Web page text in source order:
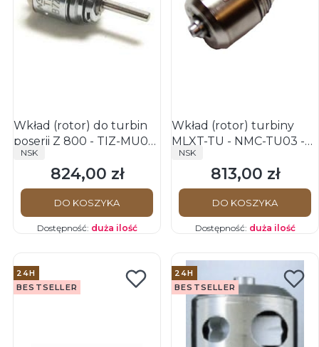
Wkład (rotor) do turbin
poserii Z 800 - TIZ-MU03
- ORYGINAŁ NSK
PRODUCENT
NSK
Cena
824,00 zł
DO KOSZYKA
Dostępność: duża ilość
Wkład (rotor) turbiny
MLXT-TU - NMC-TU03 -
oryginał NSK
PRODUCENT
NSK
Cena
813,00 zł
DO KOSZYKA
Dostępność: duża ilość
24H
BESTSELLER
24H
BESTSELLER